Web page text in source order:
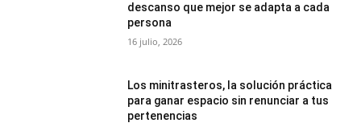
descanso que mejor se adapta a cada
persona
16 julio, 2026
Los minitrasteros, la solución práctica
para ganar espacio sin renunciar a tus
pertenencias